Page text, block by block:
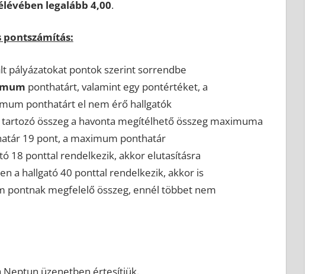
legalább 4,00.
pontszámítás:
pályázatokat pontok szerint sorrendbe
ponthatárt, valamint egy pontértéket, a
ponthatárt el nem érő hallgatók
összeg a havonta megítélhető összeg maximuma
19 pont, a maximum ponthatár
18 ponttal rendelkezik, akkor elutasításra
a hallgató 40 ponttal rendelkezik, akkor is
pontnak megfelelő összeg, ennél többet nem
Neptun üzenetben értesítjük.